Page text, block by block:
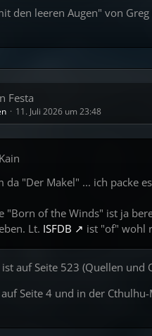
den leeren Augen" von Greg
Festa
11. Juli 2026 um 23:48
da "Der Makel" ... ich packe
"Born of the Winds" ist ja
Lt. ISFDB ist "of" wohl
auf Seite 523 (Quellen und
Seite 4 und in der